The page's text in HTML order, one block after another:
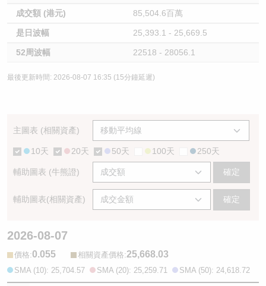
成交額 (港元) 85,504.6百萬
是日波幅 25,393.1 - 25,669.5
52周波幅 22518 - 28056.1
最後更新時間: 2026-08-07 16:35 (15分鐘延遲)
主圖表 (相關資產)
10天 20天 50天 100天 250天
輔助圖表 (牛熊證) 確定
輔助圖表(相關資產) 確定
2026-08-07
價格:0.055 相關資產價格:25,668.03
SMA (10): 25,704.57 SMA (20): 25,259.71 SMA (50): 24,618.72